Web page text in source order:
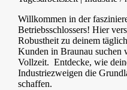
Willkommen in der
Betriebsschlossers! Hier
Robustheit zu deinem
Kunden in Braunau suchen
Vollzeit. Entdecke, wie
Industriezweigen die
schaffen.